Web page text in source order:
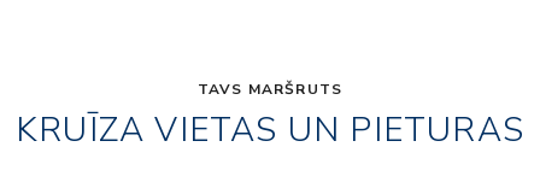
TAVS MARŠRUTS
KRUĪZA VIETAS UN PIETURAS